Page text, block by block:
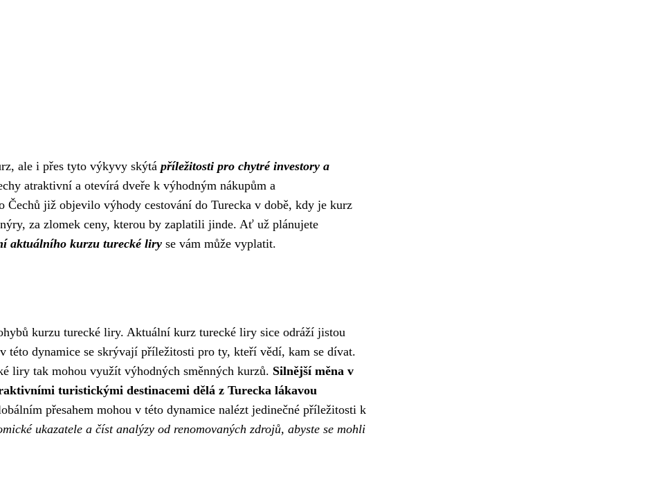
ale i přes tyto výkyvy skýtá příležitosti pro chytré investory a
atraktivní a otevírá dveře k výhodným nákupům a
Čechů již objevilo výhody cestování do Turecka v době, kdy je kurz
za zlomek ceny, kterou by zaplatili jinde. Ať už plánujete
aktuálního kurzu turecké liry se vám může vyplatit.
kurzu turecké liry. Aktuální kurz turecké liry sice odráží jistou
dynamice se skrývají příležitosti pro ty, kteří vědí, kam se dívat.
liry tak mohou využít výhodných směnných kurzů. Silnější měna v
turistickými destinacemi dělá z Turecka lákavou
přesahem mohou v této dynamice nalézt jedinečné příležitosti k
ukazatele a číst analýzy od renomovaných zdrojů, abyste se mohli